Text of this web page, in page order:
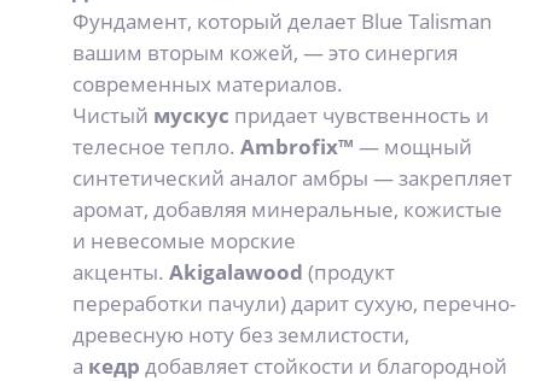
Фундамент, который делает Blue Talisman
вашим вторым кожей, — это синергия
современных материалов.
Чистый мускус придает чувственность и
телесное тепло. Ambrofix™ — мощный
синтетический аналог амбры — закрепляет
аромат, добавляя минеральные, кожистые
и невесомые морские
акценты. Akigalawood (продукт
переработки пачули) дарит сухую, перечно-
древесную ноту без землистости,
а кедр добавляет стойкости и благородной